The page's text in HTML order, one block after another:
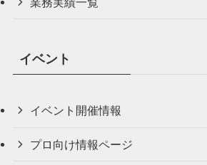
イベント
イベント開催情報
プロ向け情報ページ